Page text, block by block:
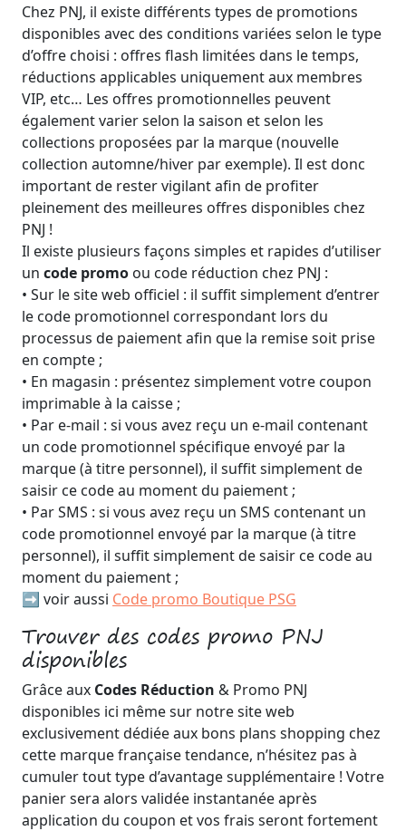
Chez PNJ, il existe différents types de promotions
disponibles avec des conditions variées selon le type
d’offre choisi : offres flash limitées dans le temps,
réductions applicables uniquement aux membres
VIP, etc… Les offres promotionnelles peuvent
également varier selon la saison et selon les
collections proposées par la marque (nouvelle
collection automne/hiver par exemple). Il est donc
important de rester vigilant afin de profiter
pleinement des meilleures offres disponibles chez
PNJ !
Il existe plusieurs façons simples et rapides d’utiliser
un code promo ou code réduction chez PNJ :
• Sur le site web officiel : il suffit simplement d’entrer
le code promotionnel correspondant lors du
processus de paiement afin que la remise soit prise
en compte ;
• En magasin : présentez simplement votre coupon
imprimable à la caisse ;
• Par e-mail : si vous avez reçu un e-mail contenant
un code promotionnel spécifique envoyé par la
marque (à titre personnel), il suffit simplement de
saisir ce code au moment du paiement ;
• Par SMS : si vous avez reçu un SMS contenant un
code promotionnel envoyé par la marque (à titre
personnel), il suffit simplement de saisir ce code au
moment du paiement ;
➡️ voir aussi Code promo Boutique PSG
Trouver des codes promo PNJ
disponibles
Grâce aux Codes Réduction & Promo PNJ
disponibles ici même sur notre site web
exclusivement dédiée aux bons plans shopping chez
cette marque française tendance, n’hésitez pas à
cumuler tout type d’avantage supplémentaire ! Votre
panier sera alors validée instantanée après
application du coupon et vos frais seront fortement